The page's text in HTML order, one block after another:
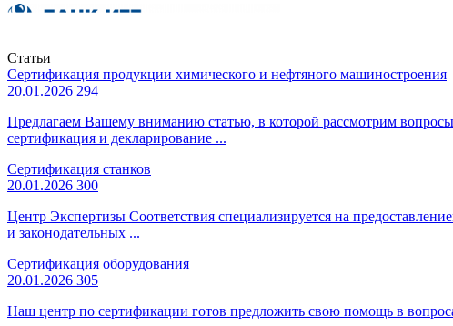
Статьи
Сертификация продукции химического и нефтяного машиностроения
20.01.2026 294
Предлагаем Вашему вниманию статью, в которой рассмотрим
сертификация и декларирование ...
Сертификация станков
20.01.2026 300
Центр Экспертизы Соответствия специализируется на
и законодательных ...
Сертификация оборудования
20.01.2026 305
Наш центр по сертификации готов предложить свою помощь в